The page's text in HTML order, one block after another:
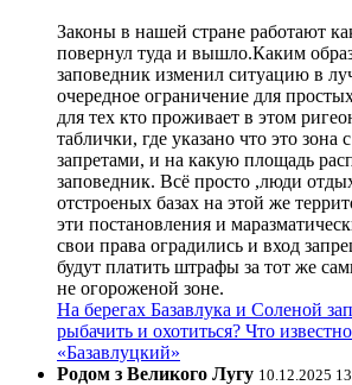
Законы в нашей стране работают
повернул туда и вышло.Каким
заповедник изменил ситуацию в
очередное ограничение для
для тех кто проживает в этом
таблички, где указано что это зона
запретами, и на какую площадь
заповедник. Всё просто ,люди
отстроеных базах на этой же
эти постановления и
свои права оградились и вход
будут платить штрафы за тот же
не огороженой зоне.
На берегах Базавлука и Соленой
рыбачить и охотиться? Что
«Базавлуцкий»
Родом з Великого Лугу 10.12.2025